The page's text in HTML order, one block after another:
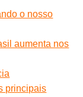
o nosso
aumenta nos
principais